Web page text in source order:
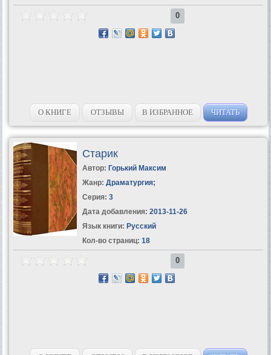
0
О КНИГЕ ОТЗЫВЫ В ИЗБРАННОЕ ЧИТАТЬ
Старик
Автор: Горький Максим
Жанр: Драматургия;
Серия: 3
Дата добавления: 2013-11-26
Язык книги: Русский
Кол-во страниц: 18
0